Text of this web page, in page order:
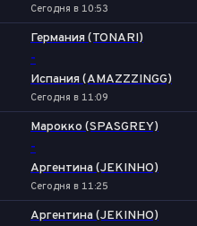
Сегодня в 10:53
Германия (TONARI)
-
Испания (AMAZZZINGG)
Сегодня в 11:09
Марокко (SPASGREY)
-
Аргентина (JEKINHO)
Сегодня в 11:25
Аргентина (JEKINHO)